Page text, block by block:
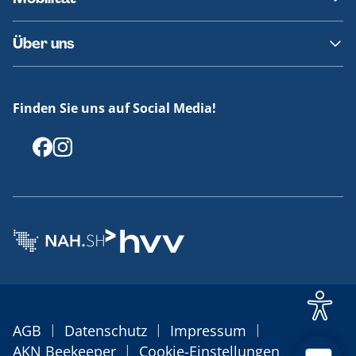
Fundsachen
Häufige Fragen
Barrierefreies Reisen
Erklärung Barrierefreiheit
Über uns
Offenlegungen
Finden Sie uns auf Social Media!
AGB | Datenschutz | Impressum |
AKN Beekeeper | Cookie-Einstellungen